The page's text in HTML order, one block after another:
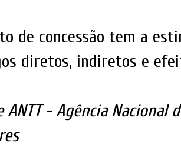
de concessão tem a
diretos, indiretos e
ANTT - Agência Nacional